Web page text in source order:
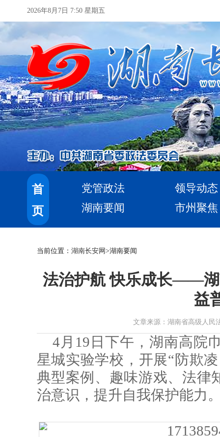
2026年8月7日 7:50 星期五
首
页
党管政法
领导动态
湖南要闻
市州聚焦
当前位置： 湖南长安网 >湖南要闻
法治护航 快乐成长——湖
益
文章来源：湖南省高级人民
4月19日下午，湖南高院
星城实验学校，开展“防欺
典型案例、趣味游戏、法律
治意识，提升自我保护能力